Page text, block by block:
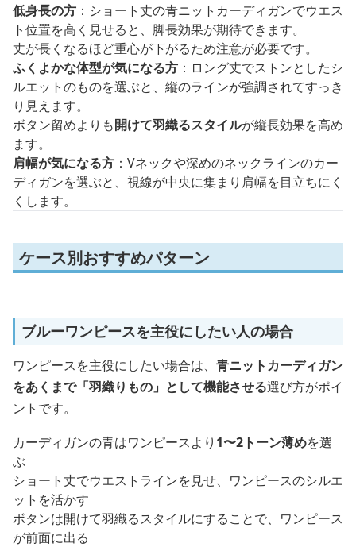
低身長の方 ：ショート丈の青ニットカーディガンでウエス
ト位置を高く見せると、脚長効果が期待できます。
丈が長くなるほど重心が下がるため注意が必要です。
ふくよかな体型が気になる方 ：ロング丈でストンとしたシ
ルエットのものを選ぶと、縦のラインが強調されてすっき
り見えます。
ボタン留めよりも開けて羽織るスタイルが縦長効果を高め
ます。
肩幅が気になる方 ：Vネックや深めのネックラインのカー
ディガンを選ぶと、視線が中央に集まり肩幅を目立ちにく
くします。
ケース別おすすめパターン
ブルーワンピースを主役にしたい人の場合
ワンピースを主役にしたい場合は、 青ニットカーディガン
をあくまで「羽織りもの」として機能させる選び方がポイ
ントです。
カーディガンの青はワンピースより 1〜2トーン薄めを選
ぶ
ショート丈でウエストラインを見せ、ワンピースのシルエ
ットを活かす
ボタンは開けて羽織るスタイルにすることで、ワンピース
が前面に出る